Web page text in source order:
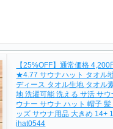
【25%OFF】通常価格 4,200
★4.77 サウナハット タオル
ディース タオル生地 タオル
地 洗濯可能 洗える サ活 サ
ウナー サウナ ハット 帽子
ッズ サウナ用品 大きめ 14+
ihat0544